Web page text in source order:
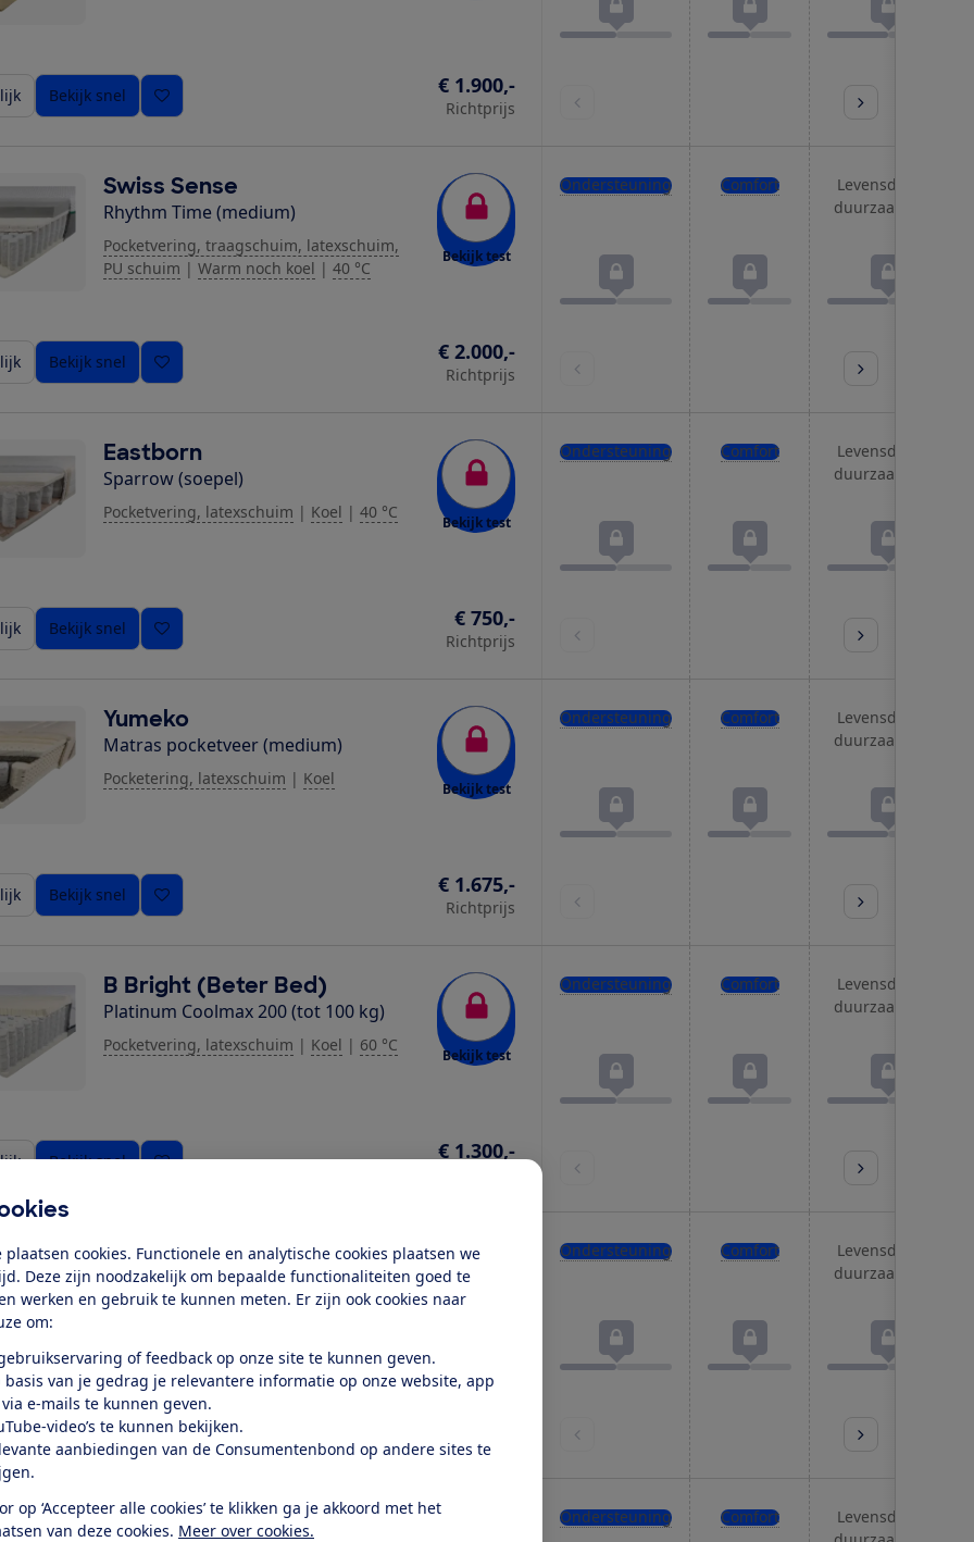
plaatsen cookies. Functionele en analytische cookies plaatsen we
Deze zijn noodzakelijk om bepaalde functionaliteiten goed te
werken en gebruik te kunnen meten. Er zijn ook cookies naar
om:
of feedback op onze site te kunnen geven.
basis van je gedrag je relevantere informatie op onze website, app
e-mails te kunnen geven.
video’s te kunnen bekijken.
aanbiedingen van de Consumentenbond op andere sites te
op ‘Accepteer alle cookies’ te klikken ga je akkoord met het
van deze cookies. Meer over cookies.
toe
Bekijk snel € 1.900,-
Richtprijs
Swiss Sense
Rhythm Time (medium)
Pocketvering, traagschuim, latexschuim,
PU schuim | Warm noch koel | 40 °C
Bekijk test
Bekijk snel € 2.000,-
Richtprijs
Ondersteuning Comfort
Levensduur &
duurzaamheid
Eastborn
Sparrow (soepel)
Pocketvering, latexschuim | Koel | 40 °C
Bekijk test
Bekijk snel € 750,-
Richtprijs
Ondersteuning Comfort
Levensduur &
duurzaamheid
Yumeko
Matras pocketveer (medium)
Pocketering, latexschuim | Koel
Bekijk test
Bekijk snel € 1.675,-
Richtprijs
Ondersteuning Comfort
Levensduur &
duurzaamheid
B Bright (Beter Bed)
Platinum Coolmax 200 (tot 100 kg)
Pocketvering, latexschuim | Koel | 60 °C
Bekijk test
Bekijk snel € 1.300,-
Ondersteuning Comfort
Levensduur &
duurzaamheid
Beddenreus Luxe
Excellent Latex
Pocketvering, latexschuim, traagschuim,
Bekijk snel
Richtprijs
Ondersteuning Comfort
Levensduur &
duurzaamheid
Swiss Sense Ondersteuning Comfort
Levensduur &